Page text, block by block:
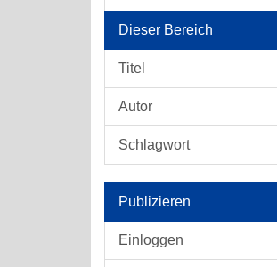
Dieser Bereich
Titel
Autor
Schlagwort
Publizieren
Einloggen